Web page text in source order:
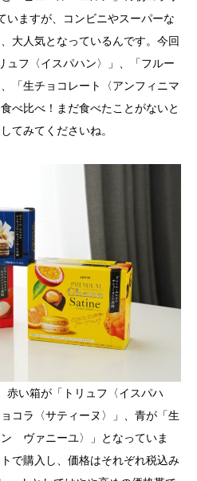
いますが、コンビニやスーパーな
大人気となっているんです。今回
ュフ〈イスパハン〉」、「フルー
「生チョコレート〈アンフィニマ
べ比べ！まだ食べたことがないと
てみてくださいね。
赤い箱が「トリュフ〈イスパハ
コラ〈サティーヌ〉」、青が「生
ヴァニーユ〉」となっていま
で購入し、価格はそれぞれ税込み